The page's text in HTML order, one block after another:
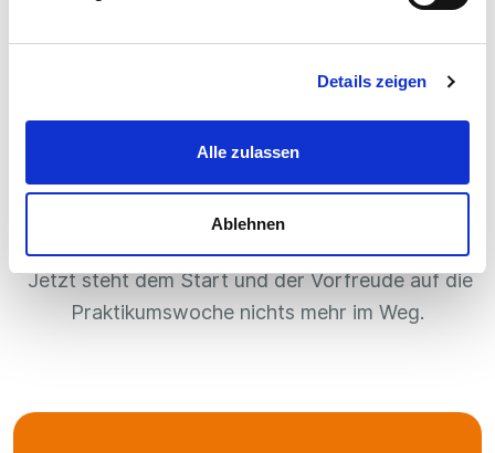
Details zeigen
Alle zulassen
Ablehnen
An deinen ausgewählten Tagen lernst du nun
abwechslungsreich durch die Ausbilder:innen
gestaltet.
Jetzt steht dem Start und der Vorfreude auf die
Praktikumswoche nichts mehr im Weg.